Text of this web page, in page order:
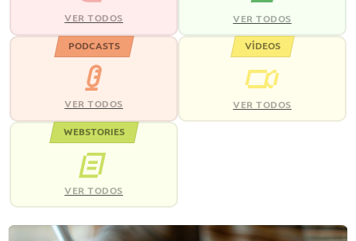
VER TODOS VER TODOS
PODCASTS
VER TODOS
VÍDEOS
VER TODOS
WEBSTORIES
VER TODOS